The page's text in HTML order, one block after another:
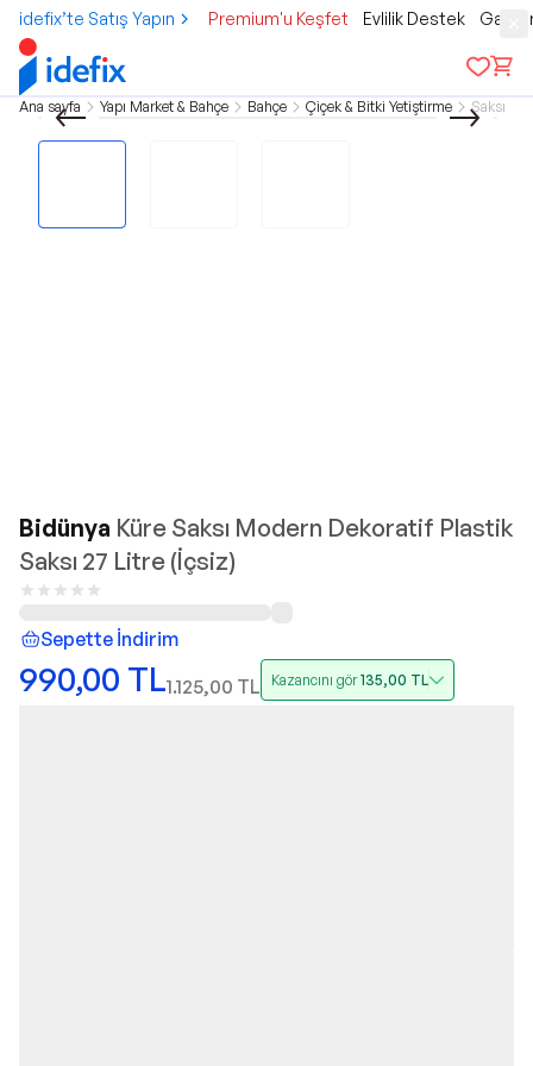
idefix’te Satış Yapın Premium'u Keşfet Evlilik Destek
Ana sayfa Yapı Market & Bahçe Bahçe Çiçek & Bitki Yetiştirme Saksı
Bidünya Küre Saksı Modern Dekoratif Plastik
Saksı 27 Litre (İçsiz)
Sepette İndirim
990,00 TL1.125,00 TL Kazancını gör135,00 TL